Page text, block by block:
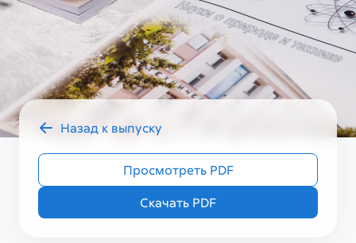
УЗ_ТЕХ III (67)
Назад к выпуску
Просмотреть PDF
Скачать PDF